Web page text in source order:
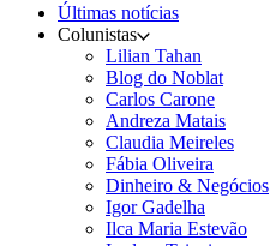
Últimas notícias
Colunistas
Lilian Tahan
Blog do Noblat
Carlos Carone
Andreza Matais
Claudia Meireles
Fábia Oliveira
Dinheiro & Negócios
Igor Gadelha
Ilca Maria Estevão